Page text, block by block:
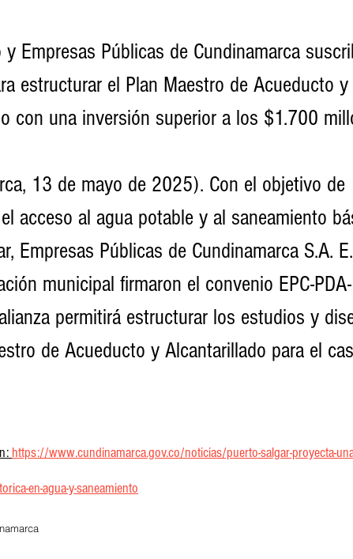
Empresas Públicas de Cundinamarca
estructurar el Plan Maestro de Acueducto y
con una inversión superior a los $1.700
13 de mayo de 2025). Con el objetivo de
acceso al agua potable y al saneamiento
Empresas Públicas de Cundinamarca S.A.
municipal firmaron el convenio EPC-
permitirá estructurar los estudios y
de Acueducto y Alcantarillado para el
https://www.cundinamarca.gov.co/noticias/puerto-salgar-proyecta-
en-agua-y-saneamiento